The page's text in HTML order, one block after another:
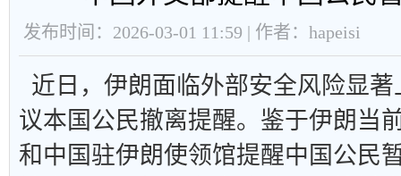
发布时间：2026-03-01 11:59 | 作者：hapeisi
近日，伊朗面临外部安全风险显
议本国公民撤离提醒。鉴于伊朗当
和中国驻伊朗使领馆提醒中国公民